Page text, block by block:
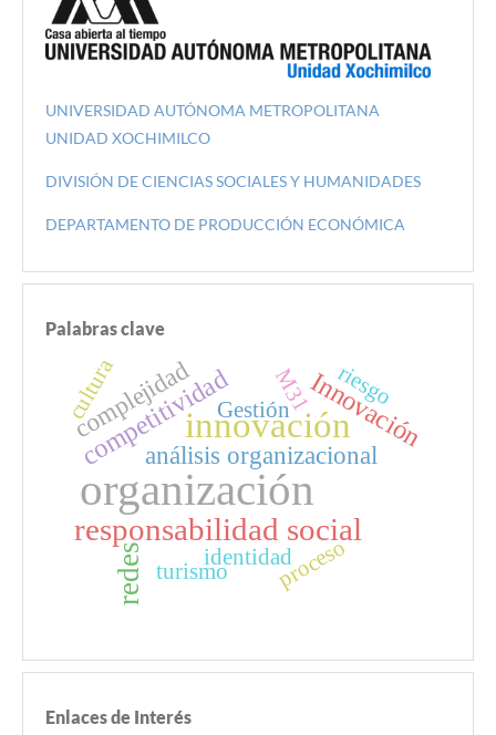
UNIVERSIDAD AUTÓNOMA METROPOLITANA
UNIDAD XOCHIMILCO
DIVISIÓN DE CIENCIAS SOCIALES Y HUMANIDADES
DEPARTAMENTO DE PRODUCCIÓN ECONÓMICA
Palabras clave
organización
innovación
responsabilidad social
redes
competitividad Innovación
análisis organizacional
complejidad
proceso
GestiónM31
identidad
riesgo
cultura
turismo
Enlaces de Interés